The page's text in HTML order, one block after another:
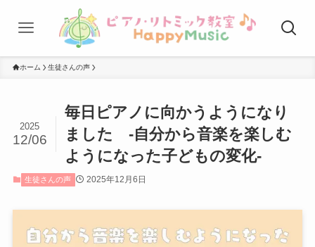
ホーム 生徒さんの声
毎日ピアノに向かうようになり
ました -自分から音楽を楽しむ
ようになった子どもの変化-
2025
12/06
生徒さんの声 2025年12月6日